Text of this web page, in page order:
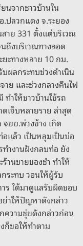
นจากชาวบ้านใน
ลวกแดง จ.ระยอง
าย 331 ตั้งแต่บริเวณ
ถึงบริเวณทางลอด
ทางหลาย 10 กม.
ผลกระทบช่วงดำเนิน
ย และช่วงกลางคืนไฟ
ทำให้ชาวบ้านใช้รถ
เจ็บหลายราย ล่าสุด
ยย.พ่วงข้าง เกิด
แล้ว เป็นหลุมเป็นบ่อ
ทำงานฝังกลบท่อ ยัง
านขายของชำ ทำให้
ระทบ วอนให้ผู้รับ
ร ได้มาดูแลรับผิดชอบ
ย่าให้ปัญหาดังกล่าว
ความชุ่ยดังกล่าวก่อน
ก็ขอให้ทำตาม